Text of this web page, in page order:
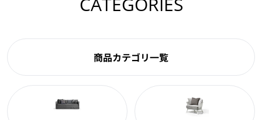
商品カテゴリ一覧